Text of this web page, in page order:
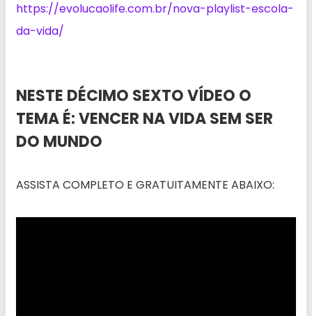
https://evolucaolife.com.br/nova-playlist-escola-
da-vida/
NESTE DÉCIMO SEXTO VÍDEO O
TEMA É: VENCER NA VIDA SEM SER
DO MUNDO
ASSISTA COMPLETO E GRATUITAMENTE ABAIXO: